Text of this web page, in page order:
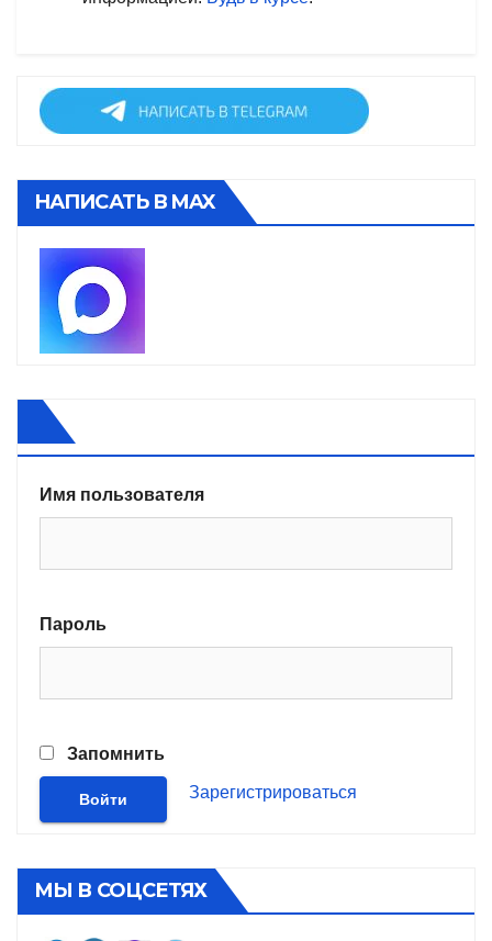
НАПИСАТЬ В MAX
Имя пользователя
Пароль
Запомнить
Зарегистрироваться
МЫ В СОЦСЕТЯХ